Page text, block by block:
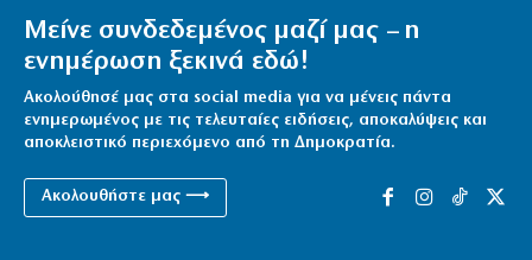
Μείνε συνδεδεμένος μαζί μας – η
ενημέρωση ξεκινά εδώ!
Ακολούθησέ μας στα social media για να μένεις πάντα
ενημερωμένος με τις τελευταίες ειδήσεις, αποκαλύψεις και
αποκλειστικό περιεχόμενο από τη Δημοκρατία.
Ακολουθήστε μας ⟶